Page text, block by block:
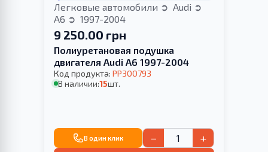
Легковые автомобили
Audi
A6
1997-2004
9 250.00 грн
Полиуретановая подушка
двигателя Audi A6 1997-2004
Код продукта: PP300793
В наличии:15шт.
В один клик − +